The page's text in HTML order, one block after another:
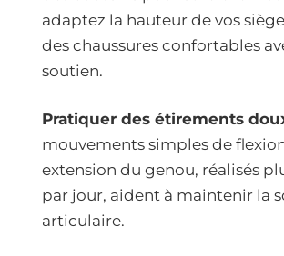
adaptez la hauteur de vos
des chaussures confortables
soutien.
Pratiquer des étirements
mouvements simples de
extension du genou, réalisés
par jour, aident à maintenir la
articulaire.